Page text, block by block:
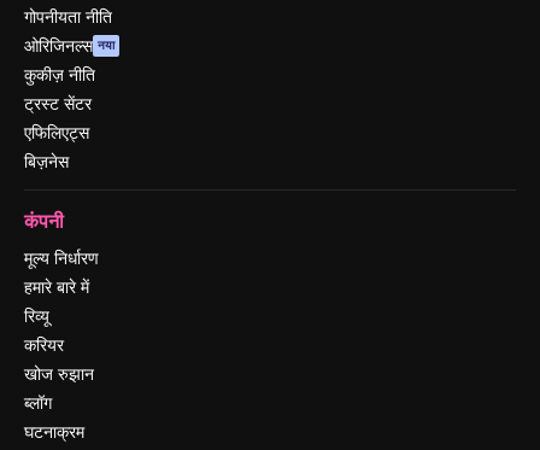
गोपनीयता नीति
ओरिजिनल्स नया
कुकीज़ नीति
ट्रस्ट सेंटर
एफिलिएट्स
बिज़नेस
कंपनी
मूल्य निर्धारण
हमारे बारे में
रिव्यू
करियर
खोज रुझान
ब्लॉग
घटनाक्रम